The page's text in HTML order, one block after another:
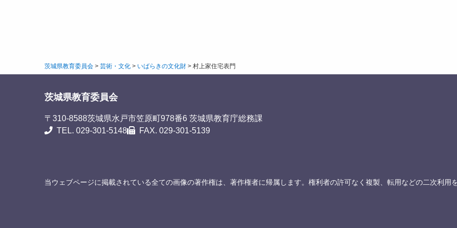
茨城県教育委員会 > 芸術・文化 > いばらきの文化財 > 村上家住宅表門
茨城県教育委員会
〒310-8588茨城県水戸市笠原町978番6 茨城県教育庁総務課
TEL. 029-301-5148
FAX. 029-301-5139
当ウェブページに掲載されている全ての画像の著作権は、著作権者に帰属します。権利者の許可なく複製、転用などの二次利用